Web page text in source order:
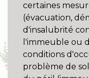
certaines
(évacuation,
d'insalubrité
l'immeuble ou
conditions
problème de